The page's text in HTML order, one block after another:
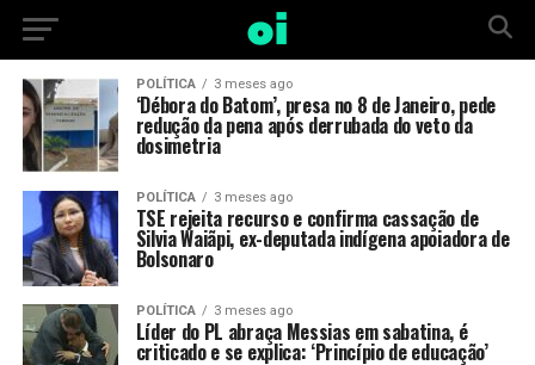
POLÍTICA 3 meses ago
‘Débora do Batom’, presa no 8 de Janeiro, pede
redução da pena após derrubada do veto da
dosimetria
POLÍTICA 3 meses ago
TSE rejeita recurso e confirma cassação de
Silvia Waiãpi, ex-deputada indígena apoiadora de
Bolsonaro
POLÍTICA 3 meses ago
Líder do PL abraça Messias em sabatina, é
criticado e se explica: ‘Princípio de educação’